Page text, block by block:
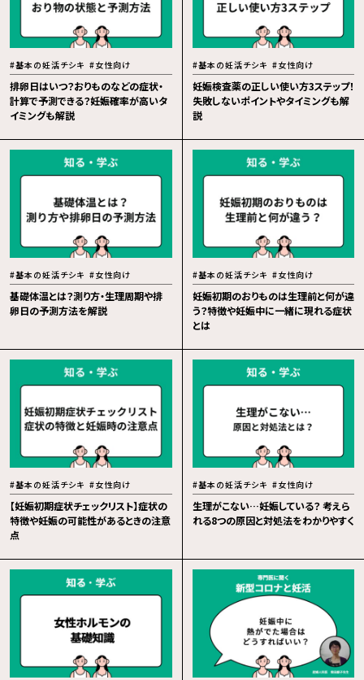
#基本の妊活チシキ #女性向け
排卵日はいつ？おりものなどの症状・
計算で予測できる？妊娠確率が高いタ
イミングも解説
#基本の妊活チシキ #女性向け
妊娠検査薬の正しい使い方3ステップ！
失敗しないポイントやタイミングも解
説
#基本の妊活チシキ #女性向け
基礎体温とは？測り方・生理周期や排
卵日の予測方法を解説
#基本の妊活チシキ #女性向け
妊娠初期のおりものは生理前と何が違
う？特徴や妊娠中に一緒に現れる症状
とは
#基本の妊活チシキ #女性向け
【妊娠初期症状チェックリスト】症状の
特徴や妊娠の可能性があるときの注意
点
#基本の妊活チシキ #女性向け
生理がこない…妊娠している？ 考えら
れる8つの原因と対処法をわかりやすく